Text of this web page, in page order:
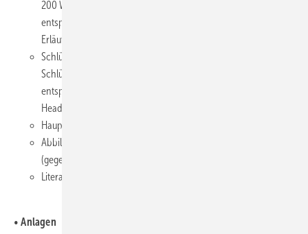
200 Wörter, Abkürzungen in der Zusammenfassung sind
entsprechend zu erläutern (Ausnahme: Abkürzung und
Erläuterung steht bereits im Titel),
Schlüsselwörter/Keywords (deutsch und englisch), 3 bis 6
Schlüsselwörter, Abkürzungen sind zu vermeiden, außer sie
entsprechen der MeSH-Nomenklatur (Medical Subject
Headings),
Haupttext,
Abbildungsverzeichnis mit Nummer und Überschrift
(gegebenenfalls eine Zeile mit Erläuterungen),
Literaturverzeichnis.
• Anlagen